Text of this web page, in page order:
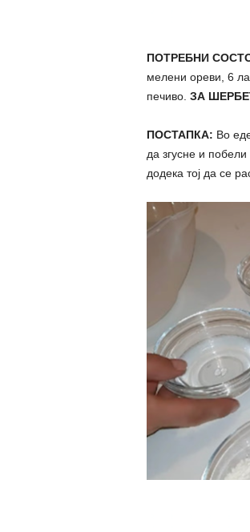
ПОТРЕБНИ
мелени ореви, 6
печиво. ЗА
ПОСТАПКА: Во
да згусне и
додека тој да се